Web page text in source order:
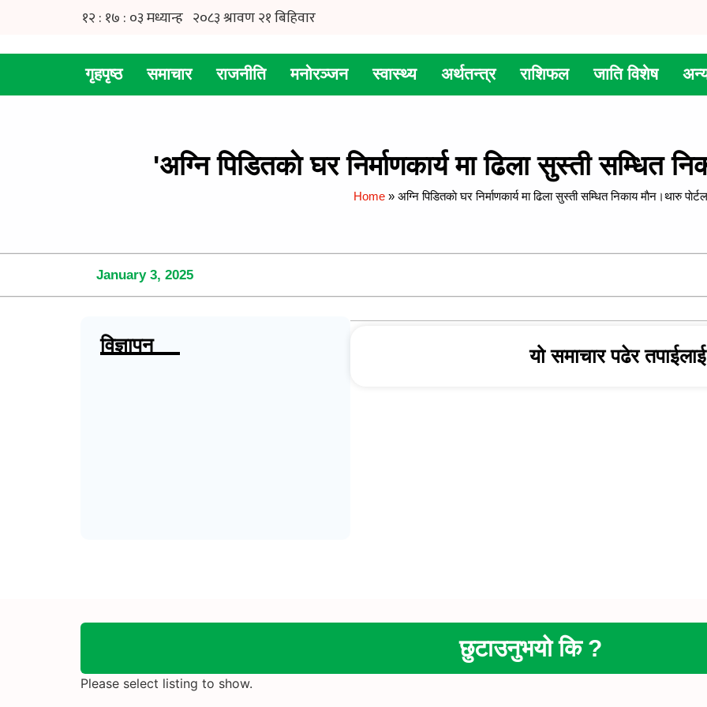
गृहपृष्ठ समाचार राजनीति मनोरञ्जन स्वास्थ्य अर्थतन्त्र राशिफल जाति विशेष
'अग्नि पिडितकाे घर निर्माणकार्य मा ढिला सुस्ती सम्धित
Home» अग्नि पिडितकाे घर निर्माणकार्य मा ढिला सुस्ती सम्धित निकाय माैन।थारु पाेर्टल
January 3, 2025
विज्ञापन यो समाचार पढेर
छुटाउनुभयो कि ?
Please select listing to show.